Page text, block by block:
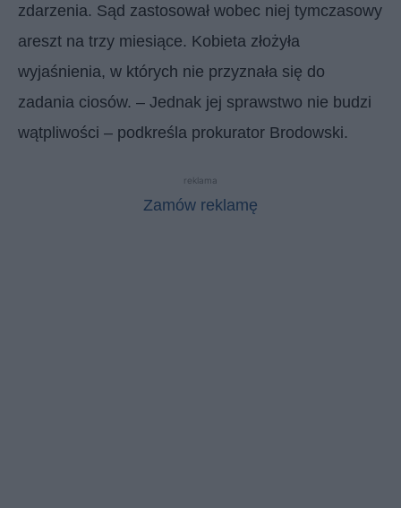
zdarzenia. Sąd zastosował wobec niej tymczasowy
areszt na trzy miesiące. Kobieta złożyła
wyjaśnienia, w których nie przyznała się do
zadania ciosów. – Jednak jej sprawstwo nie budzi
wątpliwości – podkreśla prokurator Brodowski.
reklama
Zamów reklamę